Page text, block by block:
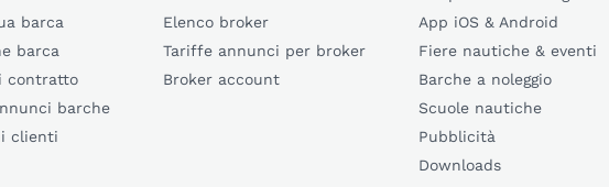
barca
barca
contratto
barche
clienti
Elenco broker
Tariffe annunci per broker
Broker account
App iOS & Android
Fiere nautiche & eventi
Barche a noleggio
Scuole nautiche
Pubblicità
Downloads